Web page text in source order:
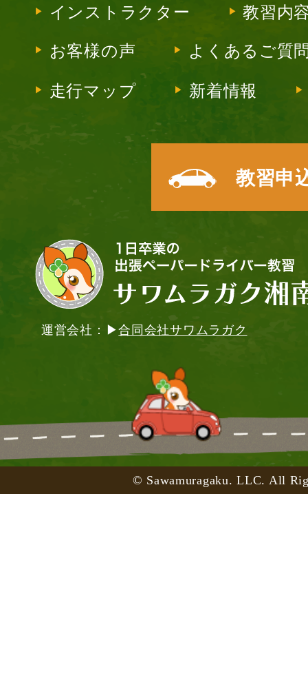
インストラクター 教習内
お客様の声 よくあるご質
走行マップ 新着情報
教習申
運営会社：▶合同会社サワムラガク
© Sawamuragaku. LLC. All